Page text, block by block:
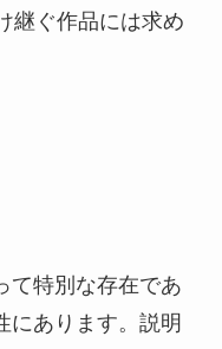
継ぐ作品には求め
て特別な存在であ
にあります。説明